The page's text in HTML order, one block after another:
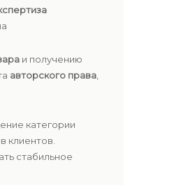
и получению
авторского права
категории
клиентов.
стабильное